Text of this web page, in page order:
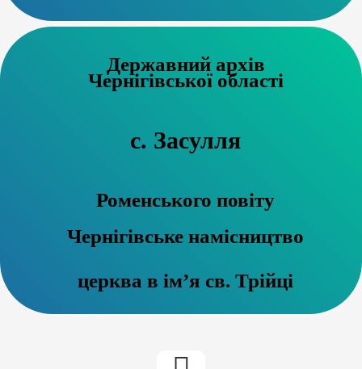
Державний архів
Чернігівської області
с. Засулля
Роменського повіту
Чернігівське намісництво
церква в ім’я св. Трійці